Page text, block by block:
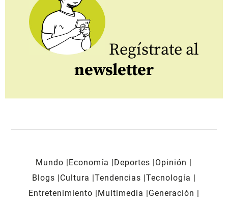
Regístrate al
newsletter
Mundo Economía Deportes
Opinión
Blogs
Cultura Tendencias Tecnología
Entretenimiento
Multimedia
Generación